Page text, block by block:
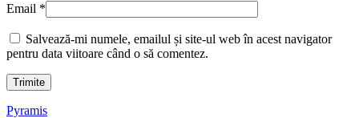
Email *
Salvează-mi numele, emailul și site-ul web în acest navigator
pentru data viitoare când o să comentez.
Pyramis